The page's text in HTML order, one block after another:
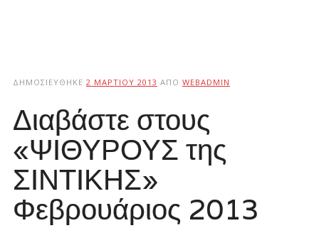
ΔΗΜΟΣΙΕΎΘΗΚΕ 2 ΜΑΡΤΊΟΥ 2013 ΑΠΌ WEBADMIN
Διαβάστε στους
«ΨΙΘΥΡΟΥΣ της
ΣΙΝΤΙΚΗΣ»
Φεβρουάριος 2013